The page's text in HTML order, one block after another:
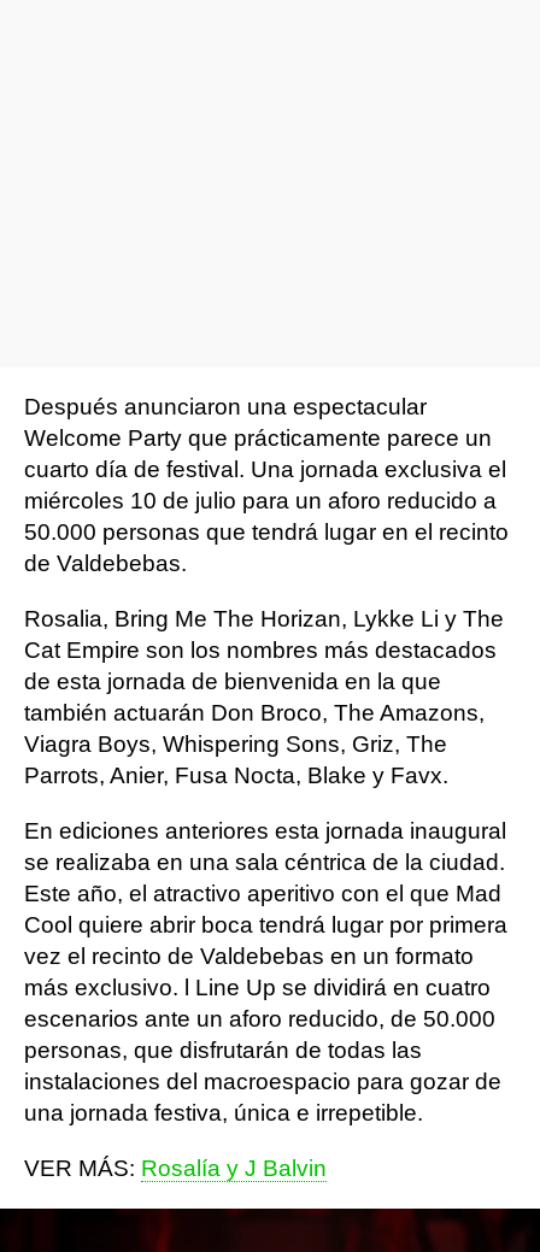
Después anunciaron una espectacular
Welcome Party que prácticamente parece un
cuarto día de festival. Una jornada exclusiva el
miércoles 10 de julio para un aforo reducido a
50.000 personas que tendrá lugar en el recinto
de Valdebebas.
Rosalia, Bring Me The Horizan, Lykke Li y The
Cat Empire son los nombres más destacados
de esta jornada de bienvenida en la que
también actuarán Don Broco, The Amazons,
Viagra Boys, Whispering Sons, Griz, The
Parrots, Anier, Fusa Nocta, Blake y Favx.
En ediciones anteriores esta jornada inaugural
se realizaba en una sala céntrica de la ciudad.
Este año, el atractivo aperitivo con el que Mad
Cool quiere abrir boca tendrá lugar por primera
vez el recinto de Valdebebas en un formato
más exclusivo. l Line Up se dividirá en cuatro
escenarios ante un aforo reducido, de 50.000
personas, que disfrutarán de todas las
instalaciones del macroespacio para gozar de
una jornada festiva, única e irrepetible.
VER MÁS: Rosalía y J Balvin